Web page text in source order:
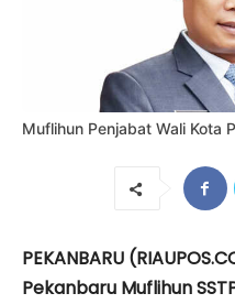
Muflihun Penjabat Wali Kota
PEKANBARU
Pekan­baru Muflihun